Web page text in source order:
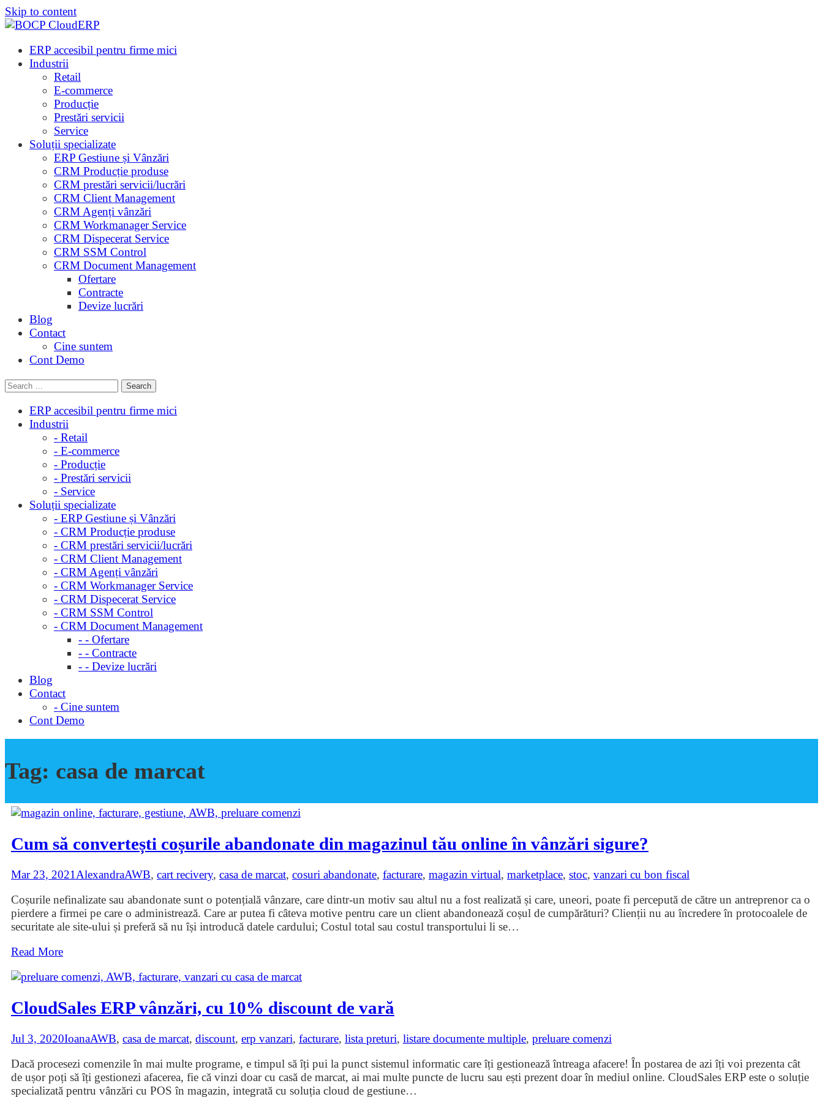
Skip to content
ERP accesibil pentru firme mici
Industrii
Retail
E-commerce
Producție
Prestări servicii
Service
Soluții specializate
ERP Gestiune și Vânzări
CRM Producție produse
CRM prestări servicii/lucrări
CRM Client Management
CRM Agenți vânzări
CRM Workmanager Service
CRM Dispecerat Service
CRM SSM Control
CRM Document Management
Ofertare
Contracte
Devize lucrări
Blog
Contact
Cine suntem
Cont Demo
ERP accesibil pentru firme mici
Industrii
- Retail
- E-commerce
- Producție
- Prestări servicii
- Service
Soluții specializate
- ERP Gestiune și Vânzări
- CRM Producție produse
- CRM prestări servicii/lucrări
- CRM Client Management
- CRM Agenți vânzări
- CRM Workmanager Service
- CRM Dispecerat Service
- CRM SSM Control
- CRM Document Management
- - Ofertare
- - Contracte
- - Devize lucrări
Blog
Contact
- Cine suntem
Cont Demo
Tag: casa de marcat
Cum să convertești coșurile abandonate din magazinul tău online în vânzări sigure?
Mar 23, 2021 AlexandraAWB, cart recivery, casa de marcat, cosuri abandonate, facturare, magazin virtual, marketplace, stoc, vanzari cu bon fiscal
Coșurile nefinalizate sau abandonate sunt o potențială vânzare, care dintr-un motiv sau altul nu a fost realizată și care, uneori, poate fi percepută de către un antreprenor ca o
pierdere a firmei pe care o administrează. Care ar putea fi câteva motive pentru care un client abandonează coșul de cumpărături? Clienții nu au încredere în protocoalele de
securitate ale site-ului și preferă să nu își introducă datele cardului; Costul total sau costul transportului li se…
Read More
CloudSales ERP vânzări, cu 10% discount de vară
Jul 3, 2020IoanaAWB, casa de marcat, discount, erp vanzari, facturare, lista preturi, listare documente multiple, preluare comenzi
Dacă procesezi comenzile în mai multe programe, e timpul să îți pui la punct sistemul informatic care îți gestionează întreaga afacere! În postarea de azi îți voi prezenta cât
de ușor poți să îți gestionezi afacerea, fie că vinzi doar cu casă de marcat, ai mai multe puncte de lucru sau ești prezent doar în mediul online. CloudSales ERP este o soluție
specializată pentru vânzări cu POS în magazin, integrată cu soluția cloud de gestiune…